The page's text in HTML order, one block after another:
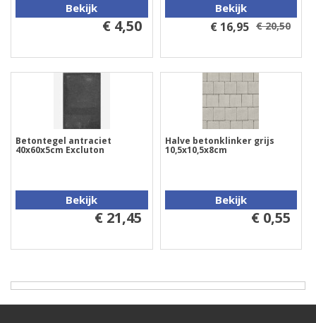
Bekijk
€ 4,50
Bekijk
€ 16,95 € 20,50
Betontegel antraciet
40x60x5cm Excluton
Bekijk
€ 21,45
Halve betonklinker grijs
10,5x10,5x8cm
Bekijk
€ 0,55